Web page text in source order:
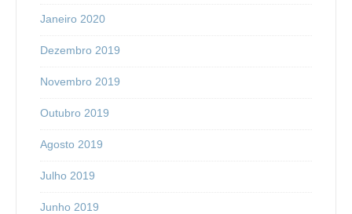
Janeiro 2020
Dezembro 2019
Novembro 2019
Outubro 2019
Agosto 2019
Julho 2019
Junho 2019